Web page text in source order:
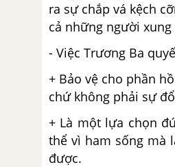
ra sự chắp vá kệch
cả những người
- Việc Trương Ba
+ Bảo vệ cho phần
chứ không phải sự
+ Là một lựa chọn
thể vì ham sống mà
được.